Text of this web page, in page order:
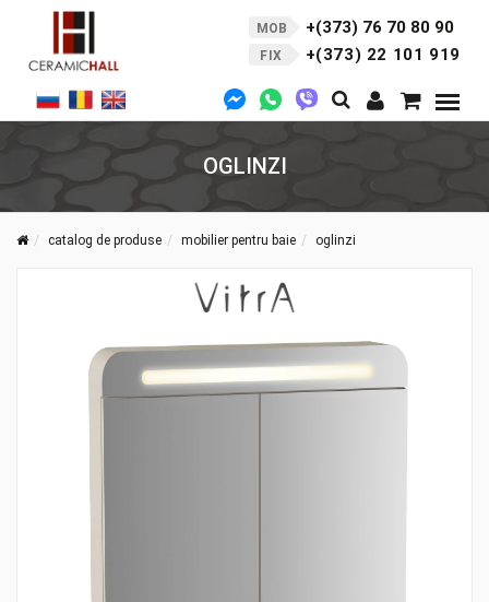
MOB +(373) 76 70 80 90
FIX +(373) 22 101 919
OGLINZI
catalog de produse mobilier pentru baie oglinzi